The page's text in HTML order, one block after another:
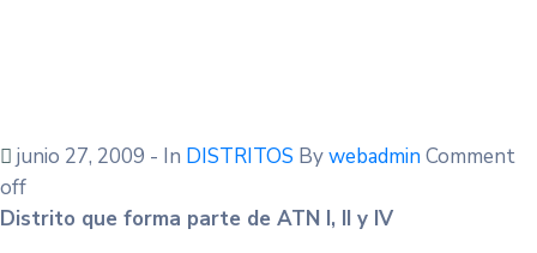
junio 27, 2009 - In DISTRITOS BywebadminComment
off
Distrito que forma parte de ATN I, II y IV